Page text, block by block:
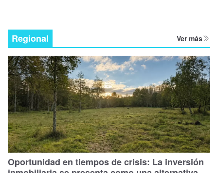
Regional Ver más
Oportunidad en tiempos de crisis: La inversión